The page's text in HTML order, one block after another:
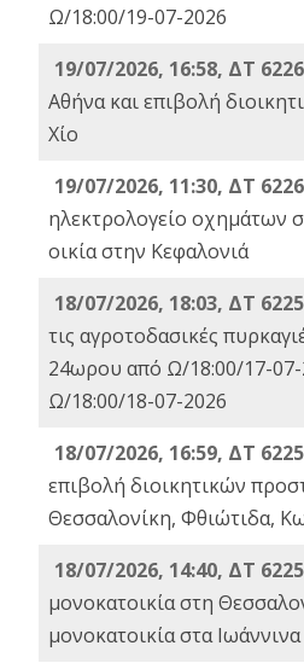
Ω/18:00/19-07-2026
19/07/2026, 16:58, ΔΤ
Αθήνα και επιβολή
Χίο
19/07/2026, 11:30, ΔΤ
ηλεκτρολογείο οχημάτων
οικία στην Κεφαλονιά
18/07/2026, 18:03, ΔΤ
τις αγροτοδασικές
24ωρου από Ω/18:00/17-
Ω/18:00/18-07-2026
18/07/2026, 16:59, ΔT
επιβολή διοικητικών
Θεσσαλονίκη, Φθιώτιδα,
18/07/2026, 14:40, ΔΤ
μονοκατοικία στη
μονοκατοικία στα Ιωάννινα